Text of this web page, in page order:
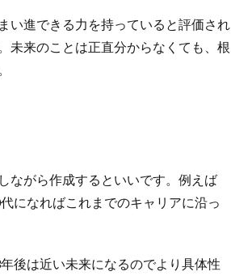
い進できる力を持っていると評価され
未来のことは正直分からなくても、根
ながら作成するといいです。例えば
になればこれまでのキャリアに沿っ
後は近い未来になるのでより具体性